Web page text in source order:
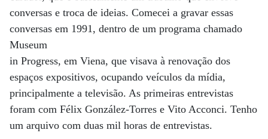
conversas e troca de ideias. Comecei a gravar essas
conversas em 1991, dentro de um programa chamado
Museum
in Progress, em Viena, que visava à renovação dos
espaços expositivos, ocupando veículos da mídia,
principalmente a televisão. As primeiras entrevistas
foram com Félix González-Torres e Vito Acconci. Tenho
um arquivo com duas mil horas de entrevistas.